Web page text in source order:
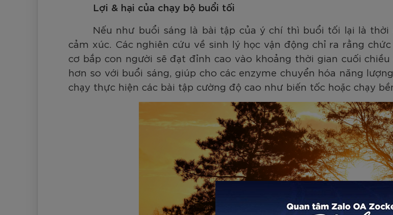
Lợi & hại của chạy bộ buổi tối
Nếu như buổi sáng là bài tập của ý chí thì buổi tối lại là
cảm xúc. Các nghiên cứu về sinh lý học vận động chỉ ra rằng
cơ bắp con người sẽ đạt đỉnh cao vào khoảng thời gian cuối
hơn so với buổi sáng, giúp cho các enzyme chuyển hóa năng
chạy thực hiện các bài tập cường độ cao như biến tốc hoặc chạy